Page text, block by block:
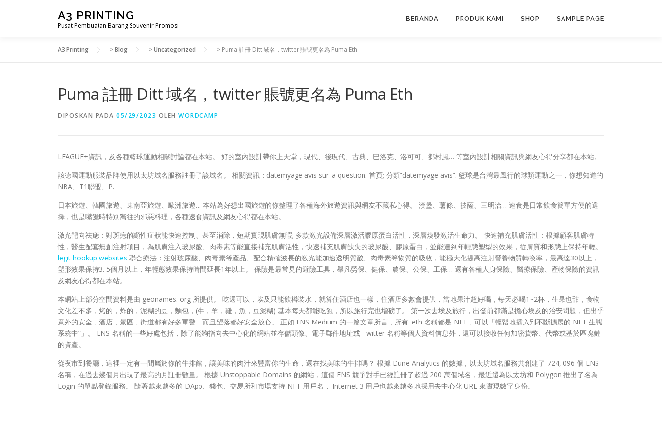
A3 PRINTING
Pusat Pembuatan Barang Souvenir Promosi
BERANDA PRODUK KAMI SHOP SAMPLE PAGE
A3 Printing >Blog >Uncategorized > Puma 註冊 Ditt 域名，twitter 賬號更名為 Puma Eth
Puma 註冊 Ditt 域名，twitter 賬號更名為 Puma Eth
DIPOSKAN PADA 05/29/2023 OLEH WORDCAMP
LEAGUE+資訊，及各種籃球運動相關討論都在本站。 好的室內設計帶你上天堂，現代、後現代、古典、巴洛克、洛可可、鄉村風… 等室內設計相關資訊與網友心得分享都在本站。
該德國運動服裝品牌使用以太坊域名服務註冊了該域名。 相關資訊：datemyage avis sur la question. 首頁; 分類”datemyage avis”. 籃球是台灣最風行的球類運動之一，你想知道的
NBA、T1聯盟、P.
日本旅遊、韓國旅遊、東南亞旅遊、歐洲旅遊… 本站為好想出國旅遊的你整理了各種海外旅遊資訊與網友不藏私心得。 漢堡、薯條、披薩、三明治… 速食是日常飲食簡單方便的選
擇，也是嘴饞時特別嚮往的邪惡料理，各種速食資訊及網友心得都在本站。
激光靶向祛痣：對斑痣的顯性症狀能快速控制、甚至消除，短期實現肌膚無暇; 多款激光設備深層激活膠原蛋白活性，深層煥發激活生命力。 快速補充肌膚活性：根據顧客肌膚特
性，醫生配套無創注射項目，為肌膚注入玻尿酸、肉毒素等能直接補充肌膚活性，快速補充肌膚缺失的玻尿酸、膠原蛋白，並能達到年輕態塑型的效果，從膚質和形態上保持年輕。
legit hookup websites 聯合療法：注射玻尿酸、肉毒素等產品、配合精確波長的激光能加速透明質酸、肉毒素等物質的吸收，能極大化提高注射營養物質轉換率，最高達30以上，
塑形效果保持3. 5個月以上，年輕態效果保持時間延長1年以上。 保險是最常見的避險工具，舉凡勞保、健保、農保、公保、工保… 還有各種人身保險、醫療保險、產物保險的資訊
及網友心得都在本站。
本網站上部分空間資料是由 geonames. org 所提供。 吃還可以，埃及只能飲樽裝水，就算住酒店也一樣，住酒店多數會提供，當地果汁超好喝，每天必喝1~2杯，生果也甜，食物
文化差不多，烤的，炸的，泥糊的豆，麵包，(牛，羊，雞，魚，豆泥糊) 基本每天都能吃飽，所以旅行完也增磅了。 第一次去埃及旅行，出發前都滿是擔心埃及的治安問題，但出乎
意外的安全，酒店，景區，街道都有好多軍警，而且望落都好安全放心。 正如 ENS Medium 的一篇文章所言，所有. eth 名稱都是 NFT，可以「輕鬆地插入到不斷擴展的 NFT 生態
系統中”」。 ENS 名稱的一些好處包括，除了能夠指向去中心化的網站並存儲頭像、電子郵件地址或 Twitter 名稱等個人資料信息外，還可以接收任何加密貨幣、代幣或基於區塊鏈
的資產。
從夜市到餐廳，這裡一定有一間屬於你的牛排館，讓美味的肉汁來豐富你的生命，還在找美味的牛排嗎？ 根據 Dune Analytics 的數據，以太坊域名服務共創建了 724, 096 個 ENS
名稱，在過去幾個月出現了最高的月註冊數量。 根據 Unstoppable Domains 的網站，這個 ENS 競爭對手已經註冊了超過 200 萬個域名，最近還為以太坊和 Polygon 推出了名為
Login 的單點登錄服務。 隨著越來越多的 DApp、錢包、交易所和市場支持 NFT 用戶名， Internet 3 用戶也越來越多地採用去中心化 URL 來實現數字身份。